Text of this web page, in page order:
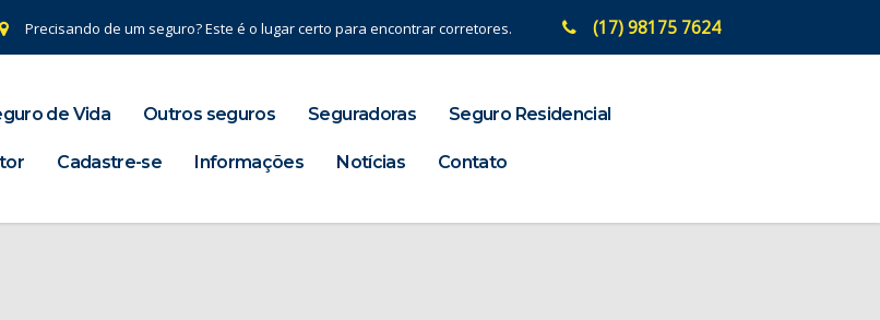
Precisando de um seguro? Este é o lugar certo para encontrar corretores. (17) 98175 7624
de Vida Outros seguros Seguradoras Seguro Residencial
Cadastre-se Informações Notícias Contato